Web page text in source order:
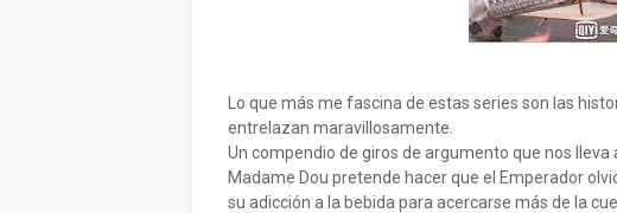
Lo que más me fascina de estas series son las
entrelazan maravillosamente.
Un compendio de giros de argumento que nos
Madame Dou pretende hacer que el Emperador
su adicción a la bebida para acercarse más de la